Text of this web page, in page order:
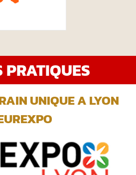
PRATIQUES
UNIQUE A LYON